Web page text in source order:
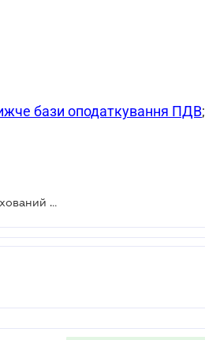
бази оподаткування ПДВ;
Продаж нижче ціни придбання: як виправити недонарахований ПДВ